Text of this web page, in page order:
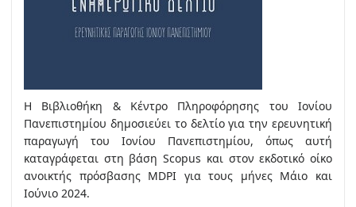
Η Βιβλιοθήκη & Κέντρο Πληροφόρησης του Ιονίου
Πανεπιστημίου δημοσιεύει το δελτίο για την ερευνητική
παραγωγή του Ιονίου Πανεπιστημίου, όπως αυτή
καταγράφεται στη βάση Scopus και στον εκδοτικό οίκο
ανοικτής πρόσβασης MDPI για τους μήνες Μάιο και
Ιούνιο 2024.